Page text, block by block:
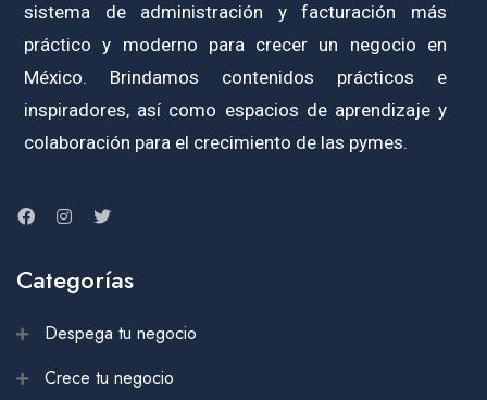
sistema de administración y facturación más
práctico y moderno para crecer un negocio en
México. Brindamos contenidos prácticos e
inspiradores, así como espacios de aprendizaje y
colaboración para el crecimiento de las pymes.
Categorías
Despega tu negocio
Crece tu negocio